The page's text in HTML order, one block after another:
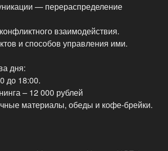
— перераспределение
взаимодействия.
и способов управления ими.
дня:
до 18:00.
– 12 000 рублей
материалы, обеды и кофе-брейки.